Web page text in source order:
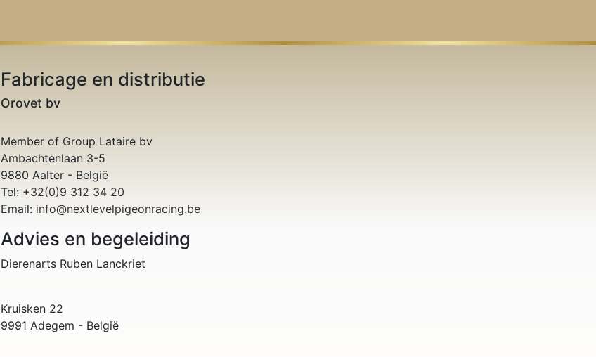
Fabricage en distributie
Orovet bv
Member of Group Lataire bv
Ambachtenlaan 3-5
9880 Aalter - België
Tel: +32(0)9 312 34 20
Email: info@nextlevelpigeonracing.be
Advies en begeleiding
Dierenarts Ruben Lanckriet
Kruisken 22
9991 Adegem - België